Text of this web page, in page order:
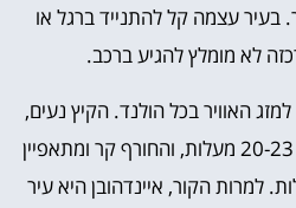
בעיר עצמה קל להתנייד ברגל או
לא מומלץ להגיע ברכב.
למזג האוויר בכל הולנד. הקיץ נעים,
והטמפרטורות בו נעות סביב 20-23 מעלות, והחורף קר ומתאפיין
של 5-10 מעלות. למרות הקור, איינדהובן היא עיר